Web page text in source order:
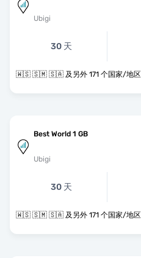
Ubigi
30 天
🇼🇸 🇸🇲 🇸🇦 及另外 171 个国家/地区
Best World 1 GB
Ubigi
30 天
🇼🇸 🇸🇲 🇸🇦 及另外 171 个国家/地区